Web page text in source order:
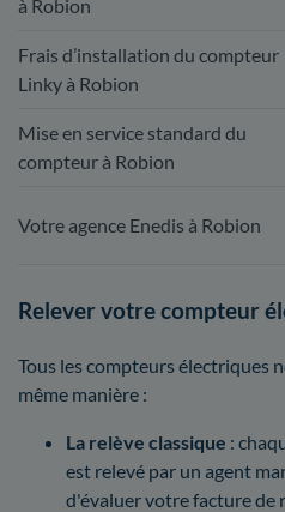
à Robion
Frais d’installation du compteur
Linky à Robion
Mise en service standard du
compteur à Robion
Votre agence Enedis à Robion
Relever votre compteur
Tous les compteurs électriques
même manière :
La relève classique :
est relevé par un agent
d'évaluer votre facture de